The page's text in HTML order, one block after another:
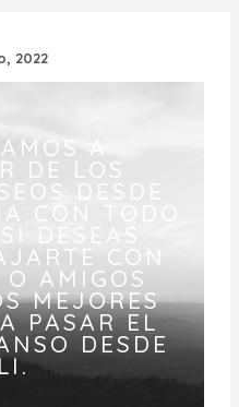
2022
A
DE LOS
DESDE
CON TODO
DESEAS
CON
AMIGOS
MEJORES
PASAR EL
DESDE